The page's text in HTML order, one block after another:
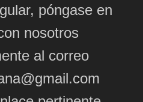
póngase en
nosotros
al correo